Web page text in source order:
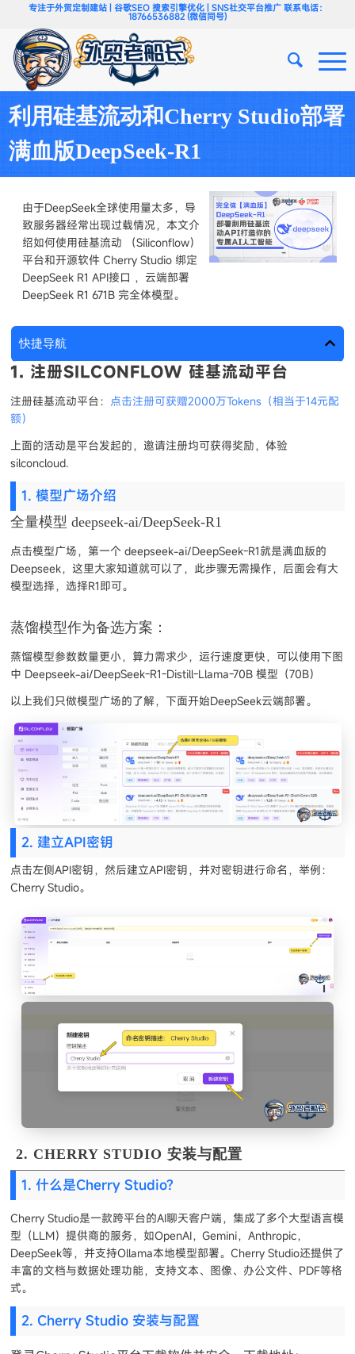
专注于外贸定制建站 | 谷歌SEO 搜索引擎优化 | SNS社交平台推广 联系电话：
18766536882 (微信同号)
利用硅基流动和Cherry Studio部署
满血版DeepSeek-R1
由于DeepSeek全球使用量太多，导
致服务器经常出现过载情况，本文介
绍如何使用硅基流动 （Siliconflow）
平台和开源软件 Cherry Studio 绑定
DeepSeek R1 API接口 ，云端部署
DeepSeek R1 671B 完全体模型。
快捷导航
1. 注册SILCONFLOW 硅基流动平台
注册硅基流动平台： 点击注册可获赠2000万Tokens（相当于14元配
额）
上面的活动是平台发起的，邀请注册均可获得奖励，体验
silconcloud.
1. 模型广场介绍
全量模型 deepseek-ai/DeepSeek-R1
点击模型广场，第一个 deepseek-ai/DeepSeek-R1就是满血版的
Deepseek，这里大家知道就可以了，此步骤无需操作，后面会有大
模型选择，选择R1即可。
蒸馏模型作为备选方案：
蒸馏模型参数数量更小，算力需求少，运行速度更快，可以使用下图
中 Deepseek-ai/DeepSeek-R1-Distill-Llama-70B 模型（70B）
以上我们只做模型广场的了解，下面开始DeepSeek云端部署。
2. 建立API密钥
点击左侧API密钥，然后建立API密钥，并对密钥进行命名，举例：
Cherry Studio。
2. CHERRY STUDIO 安装与配置
1. 什么是Cherry Studio?
Cherry Studio是一款跨平台的AI聊天客户端，集成了多个大型语言模
型（LLM）提供商的服务，如OpenAI，Gemini，Anthropic，
DeepSeek等，并支持Ollama本地模型部署。Cherry Studio还提供了
丰富的文档与数据处理功能，支持文本、图像、办公文件、PDF等格
式。
2. Cherry Studio 安装与配置